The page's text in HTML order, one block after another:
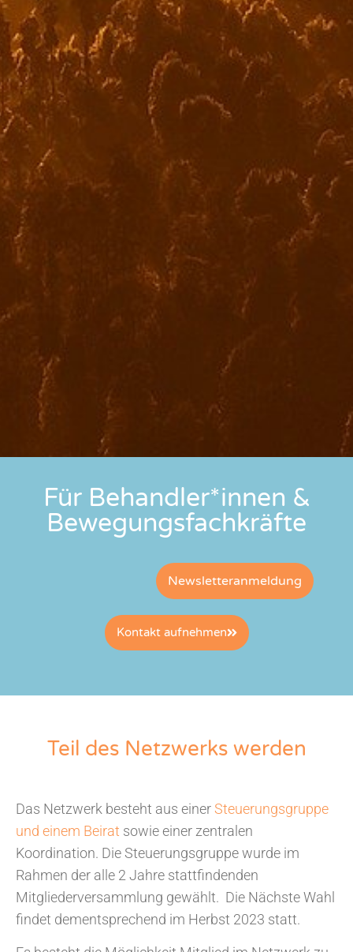
Für Behandler*innen &
Bewegungsfachkräfte
Newsletteranmeldung
Kontakt aufnehmen
Teil des Netzwerks werden
Das Netzwerk besteht aus einer Steuerungsgruppe
und einem Beirat sowie einer zentralen
Koordination. Die Steuerungsgruppe wurde im
Rahmen der alle 2 Jahre stattfindenden
Mitgliederversammlung gewählt. Die Nächste Wahl
findet dementsprechend im Herbst 2023 statt.